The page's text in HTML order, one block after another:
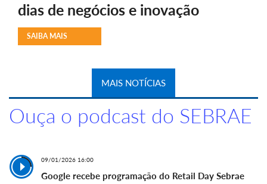
dias de negócios e inovação
SAIBA MAIS
MAIS NOTÍCIAS
Ouça o podcast do SEBRAE
09/01/2026 16:00
Google recebe programação do Retail Day Sebrae